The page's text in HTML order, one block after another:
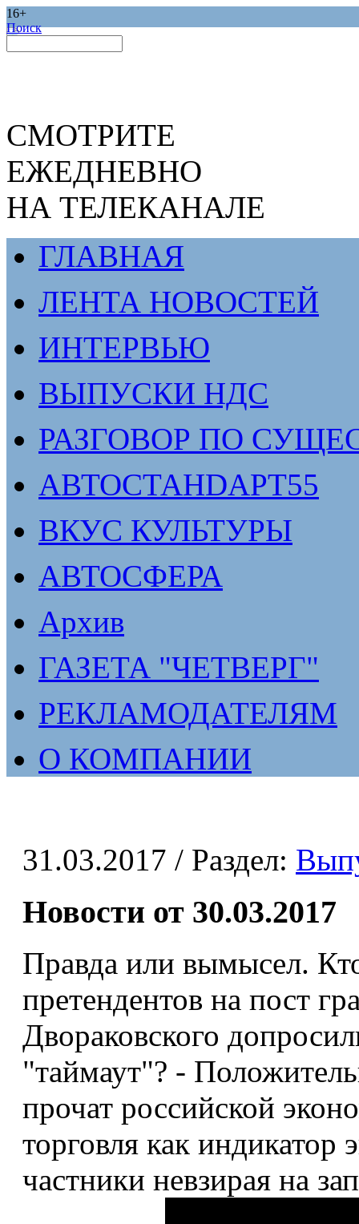
16+
Поиск
СМОТРИТЕ
ЕЖЕДНЕВНО
НА ТЕЛЕКАНАЛЕ
ГЛАВНАЯ
ЛЕНТА НОВОСТЕЙ
ИНТЕРВЬЮ
ВЫПУСКИ НДС
РАЗГОВОР ПО
АВТОСТАНDАРТ55
ВКУС КУЛЬТУРЫ
АВТОСФЕРА
Архив
ГАЗЕТА "ЧЕТВЕРГ"
РЕКЛАМОДАТЕЛЯМ
О КОМПАНИИ
31.03.2017 / Раздел:
Новости от 30.03.2017
Правда или вымысел.
претендентов на пост
Двораковского
"таймаут"? -
прочат российской
торговля как
частники невзирая на